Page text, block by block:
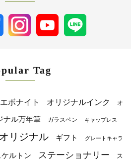
Tag
エボナイト オリジナルインク オ
ナル万年筆 ガラスペン キャップレス
リジナル ギフト グレートキャラ
ケルトン ステーショナリー ス